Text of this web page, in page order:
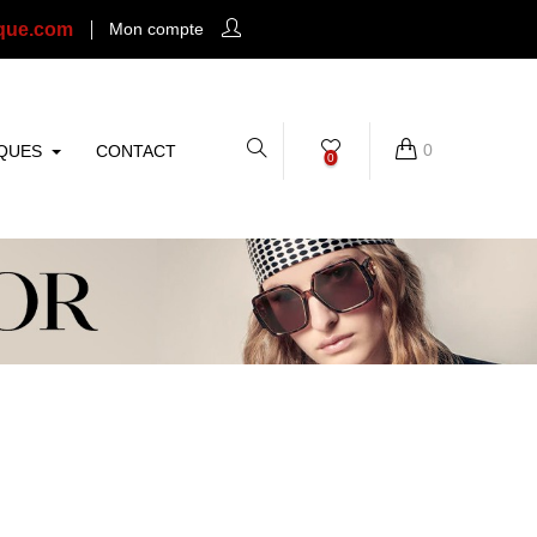
Mon compte
CONTACT 0 0